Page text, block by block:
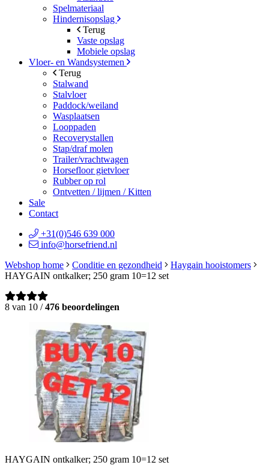
Spelmateriaal
Hindernisopslag
Terug
Vaste opslag
Mobiele opslag
Vloer- en Wandsystemen
Terug
Stalwand
Stalvloer
Paddock/weiland
Wasplaatsen
Looppaden
Recoverystallen
Stap/draf molen
Trailer/vrachtwagen
Horsefloor gietvloer
Rubber op rol
Ontvetten / lijmen / Kitten
Sale
Contact
+31(0)546 639 000
info@horsefriend.nl
Webshop home
Conditie en gezondheid
Haygain hooistomers
HAYGAIN ontkalker; 250 gram 10=12 set
8 van 10 /476 beoordelingen
HAYGAIN ontkalker; 250 gram 10=12 set